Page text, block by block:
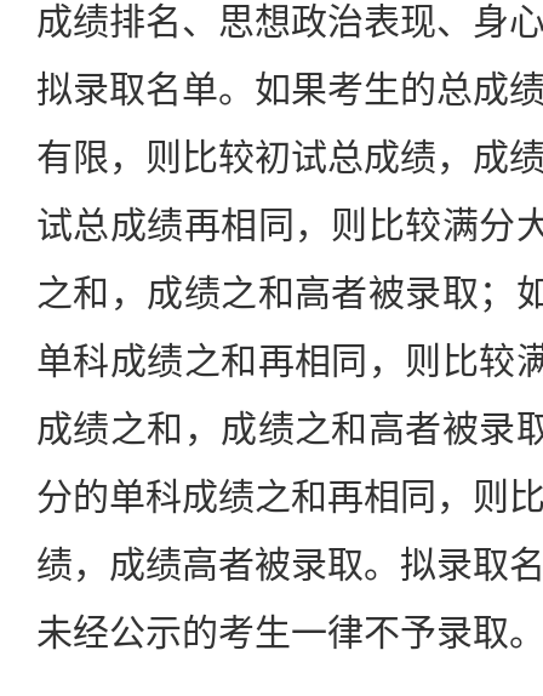
成绩排名、思想政治表现、身
拟录取名单。如果考生的总成
有限，则比较初试总成绩，成
试总成绩再相同，则比较满分
之和，成绩之和高者被录取；
单科成绩之和再相同，则比较
成绩之和，成绩之和高者被录
分的单科成绩之和再相同，则
绩，成绩高者被录取。拟录取
未经公示的考生一律不予录取